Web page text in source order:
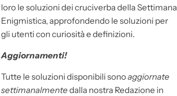
loro le soluzioni dei cruciverba della Settimana
Enigmistica, approfondendo le soluzioni per
gli utenti con curiosità e definizioni.
Aggiornamenti!
Tutte le soluzioni disponibili sonoaggiornate
settimanalmente dalla nostra Redazione in